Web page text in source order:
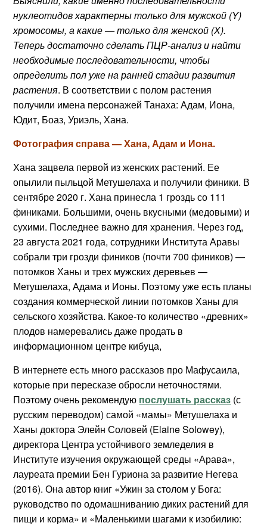
нуклеотидов характерны только для мужской (Y)
хромосомы, а какие — только для женской (Х).
Теперь достаточно сделать ПЦР-анализ и найти
необходимые последовательности, чтобы
определить пол уже на ранней стадии развития
растения. В соответствии с полом растения
получили имена персонажей Танаха: Адам, Иона,
Юдит, Боаз, Уриэль, Хана.
Фотография справа — Хана, Адам и Иона.
Хана зацвела первой из женских растений. Ее
опылили пыльцой Метушелаха и получили финики. В
сентябре 2020 г. Хана принесла 1 гроздь со 111
финиками. Большими, очень вкусными (медовыми) и
сухими. Последнее важно для хранения. Через год,
23 августа 2021 года, сотрудники Института Аравы
собрали три грозди фиников (почти 700 фиников) —
потомков Ханы и трех мужских деревьев —
Метушелаха, Адама и Ионы. Поэтому уже есть планы
создания коммерческой линии потомков Ханы для
сельского хозяйства. Какое-то количество «древних»
плодов намеревались даже продать в
информационном центре кибуца,
В интернете есть много рассказов про Мафусаила,
которые при пересказе обросли неточностями.
Поэтому очень рекомендую послушать рассказ (с
русским переводом) самой «мамы» Метушелаха и
Ханы доктора Элейн Соловей (Elaine Solowey),
директора Центра устойчивого земледелия в
Институте изучения окружающей среды «Арава»,
лауреата премии Бен Гуриона за развитие Негева
(2016). Она автор книг «Ужин за столом у Бога:
руководство по одомашниванию диких растений для
пищи и корма» и «Маленькими шагами к изобилию: